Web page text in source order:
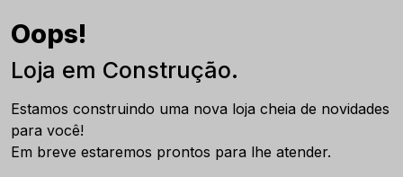
Oops!
Loja em Construção.
Estamos construindo uma nova loja cheia de novidades
para você!
Em breve estaremos prontos para lhe atender.